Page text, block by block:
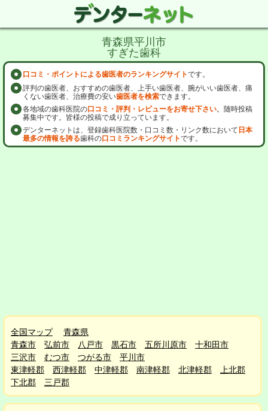
青森県平川市
すぎた歯科
口コミ・ポイントによる歯医者のランキングサイトです。
評判の歯医者、おすすめの歯医者、上手い歯医者、腕がいい歯医者、痛
くない歯医者、治療費の安い歯医者を検索できます。
各地域の歯科医院の口コミ・評判・レビューをお寄せ下さい。随時投稿
募集中です。皆様の投稿で成り立っています。
デンターネットは、登録歯科医院数・口コミ数・リンク数において 日本
最多の情報を誇る歯科の口コミランキングサイトです。
全国マップ
青森県
青森市
弘前市 八戸市 黒石市 五所川原市
十和田市
三沢市
むつ市 つがる市
平川市
東津軽郡
西津軽郡 中津軽郡 南津軽郡 北津軽郡
上北郡
下北郡
三戸郡